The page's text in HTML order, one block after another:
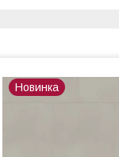
Новинка